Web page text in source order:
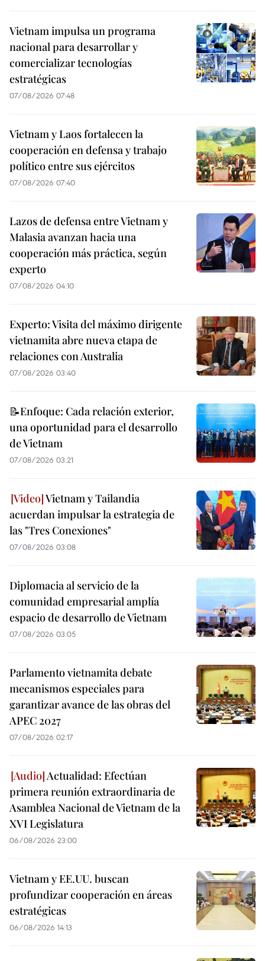
Vietnam impulsa un programa
nacional para desarrollar y
comercializar tecnologías
estratégicas
07/08/2026 07:48
Vietnam y Laos fortalecen la
cooperación en defensa y trabajo
político entre sus ejércitos
07/08/2026 07:40
Lazos de defensa entre Vietnam y
Malasia avanzan hacia una
cooperación más práctica, según
experto
07/08/2026 04:10
Experto: Visita del máximo dirigente
vietnamita abre nueva etapa de
relaciones con Australia
07/08/2026 03:40
📝Enfoque: Cada relación exterior,
una oportunidad para el desarrollo
de Vietnam
07/08/2026 03:21
Vietnam y Tailandia
acuerdan impulsar la estrategia de
las "Tres Conexiones"
07/08/2026 03:08
Diplomacia al servicio de la
comunidad empresarial amplía
espacio de desarrollo de Vietnam
07/08/2026 03:05
Parlamento vietnamita debate
mecanismos especiales para
garantizar avance de las obras del
APEC 2027
07/08/2026 02:17
Actualidad: Efectúan
primera reunión extraordinaria de
Asamblea Nacional de Vietnam de la
XVI Legislatura
06/08/2026 23:00
Vietnam y EE.UU. buscan
profundizar cooperación en áreas
estratégicas
06/08/2026 14:13